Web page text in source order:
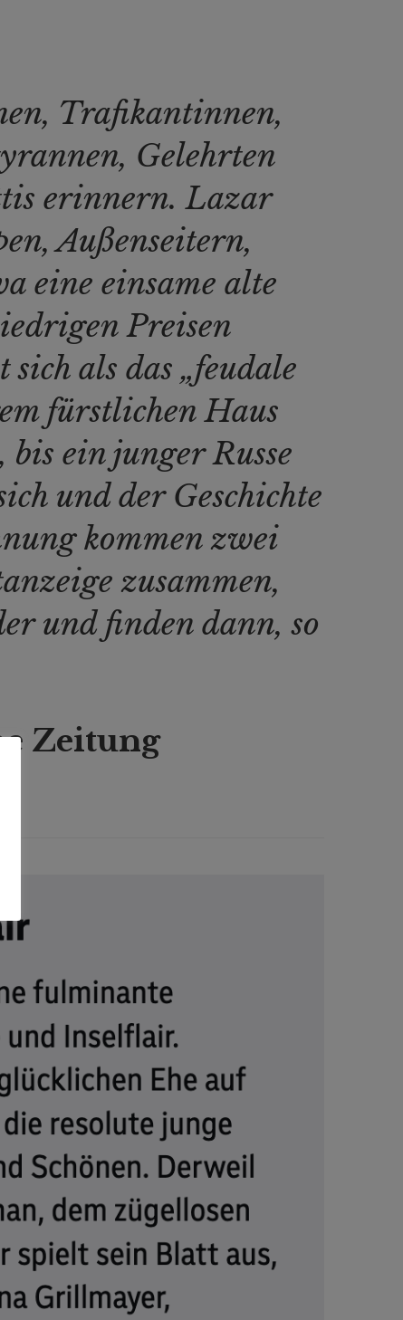
Trafikantinnen,
Gelehrten
erinnern. Lazar
Außenseitern,
eine einsame alte
Preisen
als das „feudale
fürstlichen Haus
ein junger Russe
und der Geschichte
kommen zwei
zusammen,
und finden dann, so
Zeitung